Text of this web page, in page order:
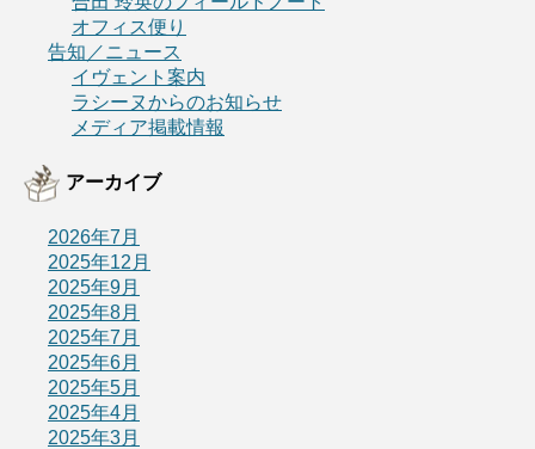
オフィス便り
告知／ニュース
イヴェント案内
ラシーヌからのお知らせ
メディア掲載情報
アーカイブ
2026年7月
2025年12月
2025年9月
2025年8月
2025年7月
2025年6月
2025年5月
2025年4月
2025年3月